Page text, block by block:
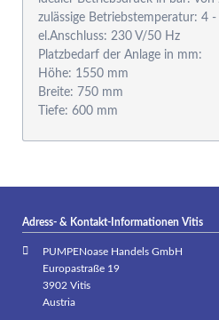
zulässige Betriebstemperatur: 4
el.Anschluss: 230 V/50 Hz
Platzbedarf der Anlage in mm:
Höhe: 1550 mm
Breite: 750 mm
Adress- & Kontakt-Informationen Vitis
PUMPENoase Handels GmbH
Europastraße 19
3902 Vitis
Austria